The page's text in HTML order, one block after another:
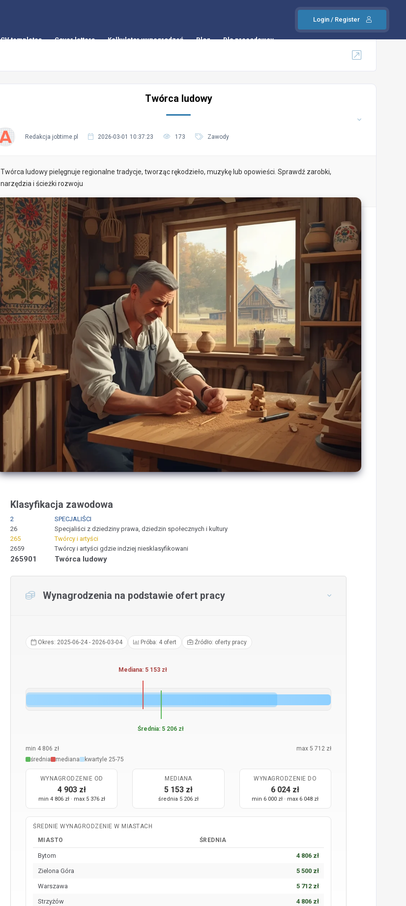
Login / Register
CV templates Cover letters Kalkulator wynagrodzeń Blog Dla pracodawcy
Twórca ludowy
Redakcja jobtime.pl 2026-03-01 10:37:23 173 Zawody
Twórca ludowy pielęgnuje regionalne tradycje, tworząc rękodzieło, muzykę lub opowieści. Sprawdź zarobki,
narzędzia i ścieżki rozwoju
Klasyfikacja zawodowa
2
SPECJALIŚCI
26
Specjaliści z dziedziny prawa, dziedzin społecznych i kultury
265
Twórcy i artyści
2659
Twórcy i artyści gdzie indziej niesklasyfikowani
265901 Twórca ludowy
Wynagrodzenia na podstawie ofert pracy
Okres: 2025-06-24 - 2026-03-04 Próba: 4 ofert Źródło: oferty pracy
Mediana: 5 153 zł
Średnia: 5 206 zł
min 4 806 zł
max 5 712 zł
średnia
mediana kwartyle 25-75
WYNAGRODZENIE OD
4 903 zł
min 4 806 zł · max 5 376 zł
MEDIANA
5 153 zł
średnia 5 206 zł
WYNAGRODZENIE DO
6 024 zł
min 6 000 zł · max 6 048 zł
ŚREDNIE WYNAGRODZENIE W MIASTACH
MIASTO
ŚREDNIA
Bytom 4 806 zł
Zielona Góra 5 500 zł
Warszawa 5 712 zł
Strzyżów 4 806 zł